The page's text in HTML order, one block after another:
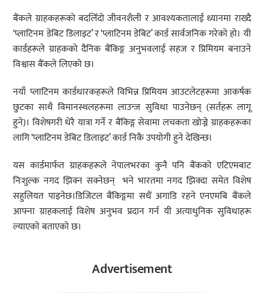
बैंकले ग्राहकहरूको बदलिँदो जीवनशैली र आवश्यकतालाई ध्यानमा राख्दै
‘प्लाटिनम डेबिट डिलाइट’ र ‘प्लाटिनम डेबिट’ कार्ड सार्वजनिक गरेको हो। यी
कार्डहरूले ग्राहकको दैनिक बैंकिङ्ग अनुभवलाई सहज र प्रिमियम बनाउने
विश्वास बैंकले लिएको छ।
नयाँ प्लाटिनम कार्डधारकहरूले विभिन्न प्रिमियम आउटलेटहरूमा आकर्षक
छुटका साथै विमानस्थलहरूमा लाउन्ज सुविधा पाउनेछन् (सर्तहरू लागू
हुने)। विशेषगरी धेरै यात्रा गर्ने र बैंकिङ्ग सेवामा लचकता खोज्ने ग्राहकहरूका
लागि ‘प्लाटिनम डेबिट डिलाइट’ कार्ड निकै उपयोगी हुने देखिन्छ।
यस कार्डमार्फत ग्राहकहरूले नेपालभरका कुनै पनि बैंकको एटिएमबाट
निःशुल्क नगद झिक्न सक्नेछन् भने भारतमा नगद झिक्दा समेत विशेष
सहुलियत पाइनेछ।डिजिटल बैंकिङ्गमा सधैं अगाडि रहने एनएमबि बैंकले
आफ्ना ग्राहकलाई विशेष अनुभव प्रदान गर्न यी अत्याधुनिक सुविधाहरू
ल्याएको बताएको छ।
Advertisement